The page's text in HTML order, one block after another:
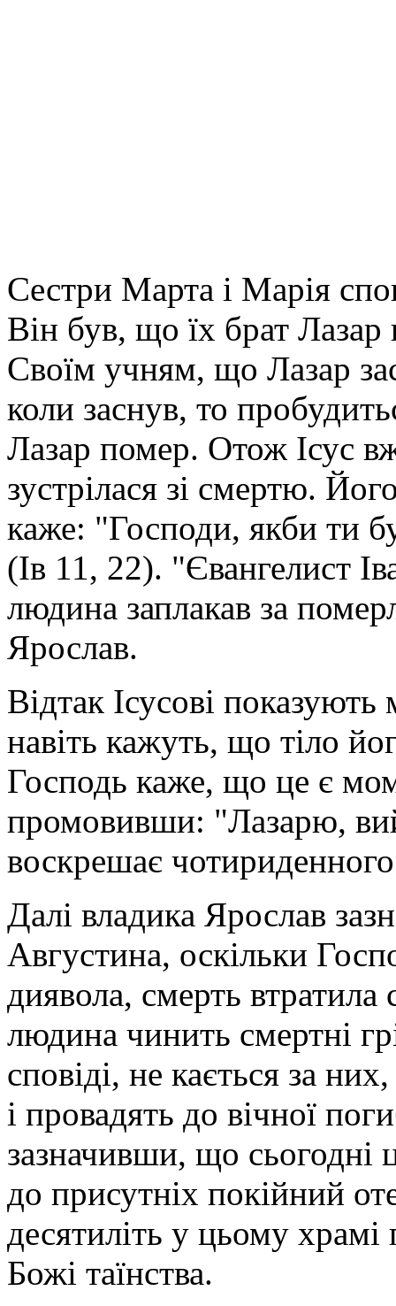
Сестри Марта і Марія
Він був, що їх брат
Своїм учням, що Лазар
коли заснув, то
Лазар помер. Отож Ісус
зустрілася зі смертю.
каже: "Господи, якби ти
(Ів 11, 22). "Євангелист
людина заплакав за
Ярослав.
Відтак Ісусові
навіть кажуть, що тіло
Господь каже, що це є
промовивши: "Лазарю,
воскрешає
Далі владика Ярослав
Августина, оскільки
диявола, смерть
людина чинить смертні
сповіді, не кається за
і провадять до вічної
зазначивши, що сьогодні
до присутніх покійний
десятиліть у цьому
Божі таїнства.